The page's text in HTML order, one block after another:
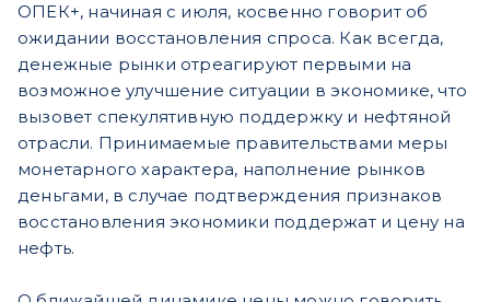
ОПЕК+, начиная с июля, косвенно говорит об
ожидании восстановления спроса. Как всегда,
денежные рынки отреагируют первыми на
возможное улучшение ситуации в экономике, что
вызовет спекулятивную поддержку и нефтяной
отрасли. Принимаемые правительствами меры
монетарного характера, наполнение рынков
деньгами, в случае подтверждения признаков
восстановления экономики поддержат и цену на
нефть.